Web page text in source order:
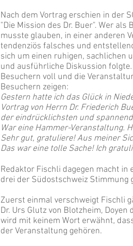
Nach dem Vortrag erschien in der
"Die Mission des Dr. Buer". Wer
musste glauben, in einer anderen
tendenziös falsches und
sich um einen ruhigen, sachlichen
und ausführliche Diskussion
Besuchern voll und die
Besuchern zeigen:
Gestern hatte ich das Glück in
Vortrag von Herrn Dr. Friederich
der eindrücklichsten und
War eine Hammer-Veranstaltung.
Sehr gut, gratuliere! Aus meiner
Das war eine tolle Sache! Ich
Redaktor Fischli dagegen macht
drei der Südostschweiz Stimmung
Zuerst einmal verschweigt Fischli
Dr. Urs Glutz von Blotzheim,
wird mit keinem Wort erwähnt,
der Veranstaltung gehören.